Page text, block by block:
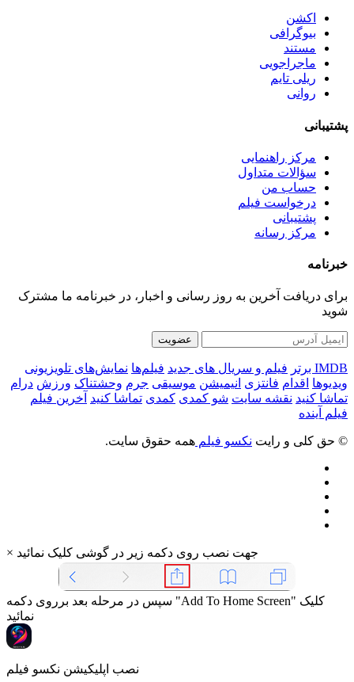
اکشن
بیوگرافی
مستند
ماجراجویی
ریلی تایم
روانی
پشتیبانی
مرکز راهنمایی
سؤالات متداول
حساب من
درخواست فیلم
پشتیبانی
مرکز رسانه
خبرنامه
برای دریافت آخرین به روز رسانی و اخبار، در خبرنامه ما مشترک
شوید
عضویت
IMDB برتر فیلم و سریال های جدید فیلم‌ها نمایش‌های تلویزیونی
ویدیوها اقدام فانتزی انیمیشن موسیقی جرم وحشتناک ورزش درام
تماشا کنید نقشه سایت شو کمدی کمدی تماشا کنید آخرین فیلم
فیلم آینده
© حق کلی و رایت نکسو فیلم همه حقوق سایت.
× جهت نصب روی دکمه زیر در گوشی کلیک نمائید
سپس در مرحله بعد برروی دکمه "Add To Home Screen" کلیک
نمائید
نصب اپلیکیشن نکسو فیلم